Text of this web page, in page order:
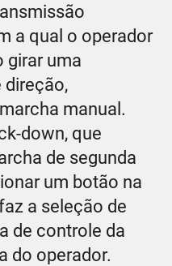
a qual o operador
girar uma
direção,
manual.
down, que
de segunda
um botão na
a seleção de
de controle da
do operador.